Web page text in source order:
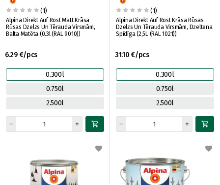
(1)
Alpina Direkt Auf Rost Matt Krāsa
Rūsas Dzelzs Un Tērauda Virsmām,
Balta Matēta (0.3l (RAL 9010))
6.29 €/pcs
0.300l
0.750l
2.500l
(1)
Alpina Direkt Auf Rost Krāsa Rūsas
Dzelzs Un Tērauda Virsmām, Dzeltena
Spīdīga (2,5L (RAL 1021))
31.10 €/pcs
0.300l
0.750l
2.500l